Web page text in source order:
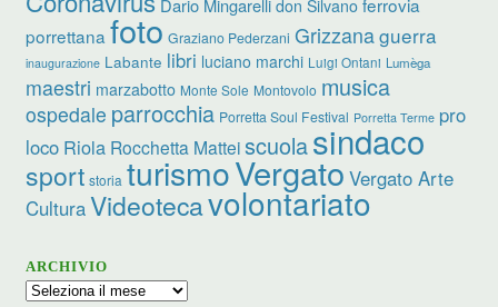
Dario Mingarelli don Silvano
porrettana foto Graziano Pederzani Grizzanaguerra
inaugurazione Labante libri luciano marchi Luigi Ontani Lumèga
maestri marzabotto Monte Sole Montovolo musica
ospedale parrocchia Porretta Soul Festival Porretta Terme pro
loco Riola Rocchetta Matteiscuolasindaco
sport storia turismoVergato Vergato Arte
CulturaVideotecavolontariato
ARCHIVIO
Archivio